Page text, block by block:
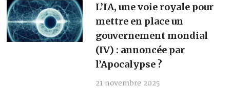
L’IA, une voie royale pour
mettre en place un
gouvernement mondial
(IV) : annoncée par
l’Apocalypse ?
21 novembre 2025